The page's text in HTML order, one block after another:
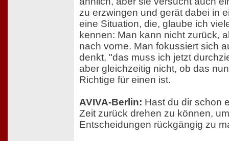
zu erzwingen und gerät dabei in
eine Situation, die, glaube ich
kennen: Man kann nicht zurück,
nach vorne. Man fokussiert sich
denkt, "das muss ich jetzt
aber gleichzeitig nicht, ob das
Richtige für einen ist.
AVIVA-Berlin: Hast du dir schon
Zeit zurück drehen zu können,
Entscheidungen rückgängig zu